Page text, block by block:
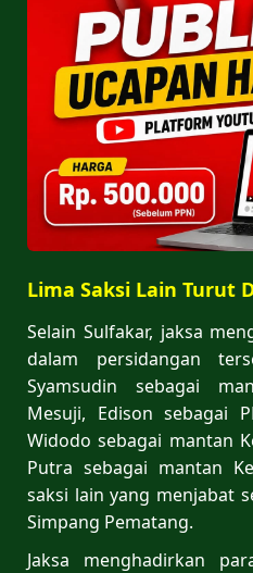
Lima Saksi Lain Turut
Selain Sulfakar, jaksa
dalam persidangan
Syamsudin sebagai
Mesuji, Edison sebagai
Widodo sebagai mantan
Putra sebagai mantan
saksi lain yang menjabat
Simpang Pematang.
Jaksa menghadirkan